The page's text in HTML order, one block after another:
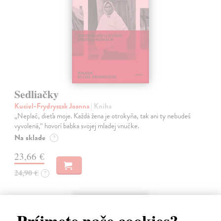
Sedliačky
Kuciel-Frydryszak Joanna| Kniha
„Neplač, dieťa moje. Každá žena je otrokyňa, tak ani ty nebudeš
vyvolená,“ hovorí babka svojej mladej vnučke.
Na sklade ?
23,66 €
24,90 € ?